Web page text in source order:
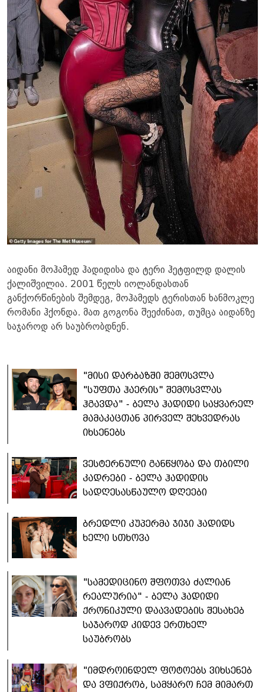
აიდანი მოჰამედ ჰადიდისა და ტერი ჰეტფილდ დალის
ქალიშვილია. 2001 წელს იოლანდასთან
განქორწინების შემდეგ, მოჰამედს ტერისთან ხანმოკლე
რომანი ჰქონდა. მათ გოგონა შეეძინათ, თუმცა აიდანზე
საჯაროდ არ საუბრობდნენ.
"მისი დარბაზში შემოსვლა
"სუფთა ჰაერის" შემოსვლას
ჰგავდა" - ბელა ჰადიდი საყვარელ
მამაკაცთან პირველ შეხვედრას
იხსენებს
ვესტერნული განწყობა და თბილი
კადრები - ბელა ჰადიდის
სადღესასწაულო დღეები
ბრედლი კუპერმა ჯიჯი ჰადიდს
ხელი სთხოვა
"სამედიცინო შფოთვა ძალიან
რეალურია" - ბელა ჰადიდი
ქრონიკული დაავადების შესახებ
საჯაროდ კიდევ ერთხელ
საუბრობს
"იმდროინდელ ფოტოებს ვიხსენებ
და ვფიქრობ, სამყარო ჩემ მიმართ